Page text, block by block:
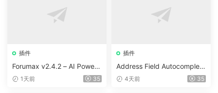
插件
Forumax v2.4.2 – AI Powere
d Advanced Community For
1天前 35
插件
Address Field Autocomplete
For WooCommerce v1.3.2
4天前 35